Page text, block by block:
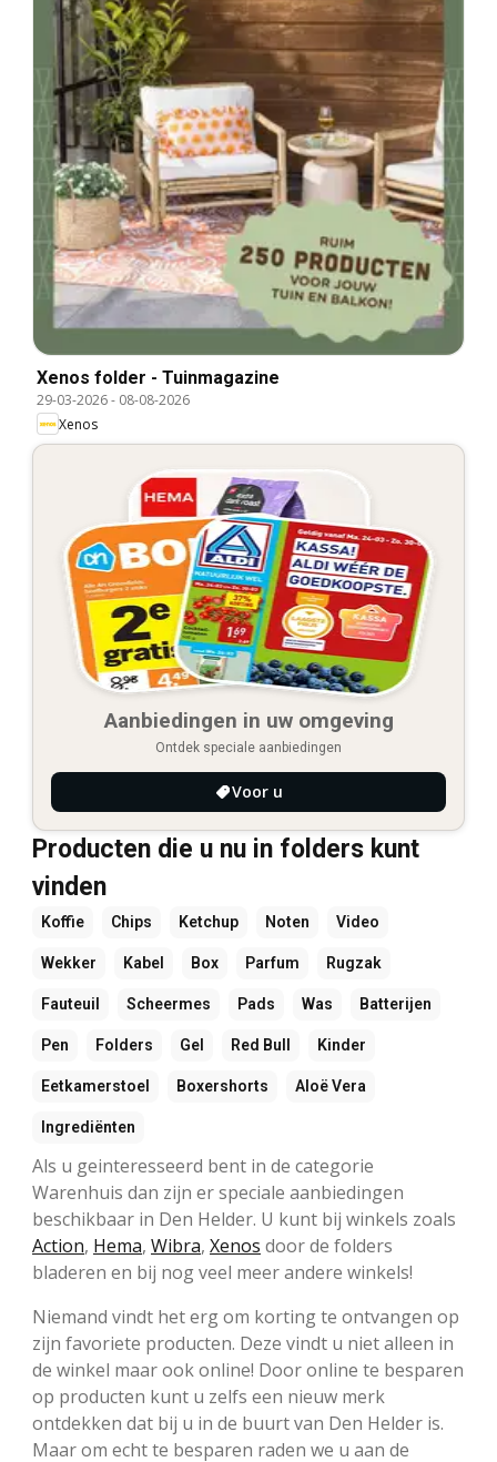
Xenos folder - Tuinmagazine
29-03-2026- 08-08-2026
Xenos
Aanbiedingen in uw omgeving
Ontdek speciale aanbiedingen
Voor u
Producten die u nu in folders kunt
vinden
Koffie Chips Ketchup Noten Video
Wekker Kabel Box Parfum Rugzak
Fauteuil Scheermes Pads Was Batterijen
Pen Folders Gel Red Bull Kinder
Eetkamerstoel Boxershorts Aloë Vera
Ingrediënten
Als u geinteresseerd bent in de categorie
Warenhuis dan zijn er speciale aanbiedingen
beschikbaar in Den Helder. U kunt bij winkels zoals
Action, Hema, Wibra, Xenos door de folders
bladeren en bij nog veel meer andere winkels!
Niemand vindt het erg om korting te ontvangen op
zijn favoriete producten. Deze vindt u niet alleen in
de winkel maar ook online! Door online te besparen
op producten kunt u zelfs een nieuw merk
ontdekken dat bij u in de buurt van Den Helder is.
Maar om echt te besparen raden we u aan de